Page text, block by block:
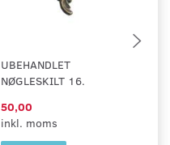
UBEHANDLET
NØGLESKILT 16.
50,00
inkl. moms